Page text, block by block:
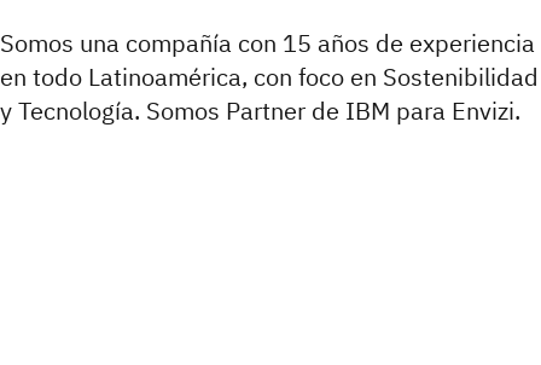
Somos una compañía con 15 años de experiencia
en todo Latinoamérica, con foco en Sostenibilidad
y Tecnología. Somos Partner de IBM para Envizi.